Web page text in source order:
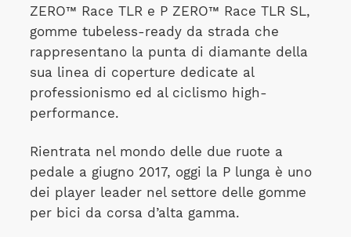
ZERO™ Race TLR e P ZERO™ Race TLR SL,
gomme tubeless-ready da strada che
rappresentano la punta di diamante della
sua linea di coperture dedicate al
professionismo ed al ciclismo high-
performance.
Rientrata nel mondo delle due ruote a
pedale a giugno 2017, oggi la P lunga è uno
dei player leader nel settore delle gomme
per bici da corsa d’alta gamma.